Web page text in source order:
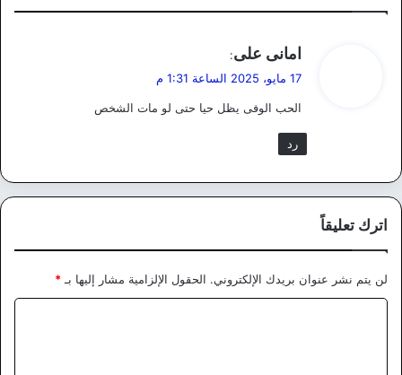
ي
ل
امانى على:
17 مايو، 2025 الساعة 1:31 م
الحب الوفى يظل حيا حتى لو مات الشخص
رد
اترك تعليقاً
لن يتم نشر عنوان بريدك الإلكتروني. الحقول الإلزامية مشار إليها بـ *